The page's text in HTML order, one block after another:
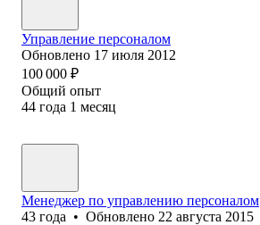
Управление персоналом
Обновлено 17 июля 2012
100 000 ₽
Общий опыт
44 года 1 месяц
Менеджер по управлению персоналом
43 года • Обновлено 22 августа 2015